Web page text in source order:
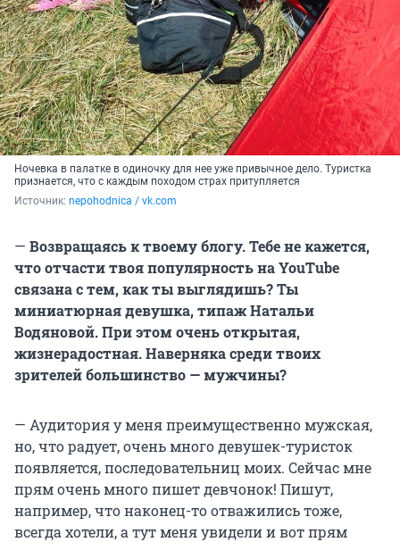
Ночевка в палатке в одиночку для нее уже привычное дело. Туристка
признается, что с каждым походом страх притупляется
Источник: nepohodnica / vk.com
— Возвращаясь к твоему блогу. Тебе не кажется,
что отчасти твоя популярность на YouТube
связана с тем, как ты выглядишь? Ты
миниатюрная девушка, типаж Натальи
Водяновой. При этом очень открытая,
жизнерадостная. Наверняка среди твоих
зрителей большинство — мужчины?
— Аудитория у меня преимущественно мужская,
но, что радует, очень много девушек-туристок
появляется, последовательниц моих. Сейчас мне
прям очень много пишет девчонок! Пишут,
например, что наконец-то отважились тоже,
всегда хотели, а тут меня увидели и вот прям